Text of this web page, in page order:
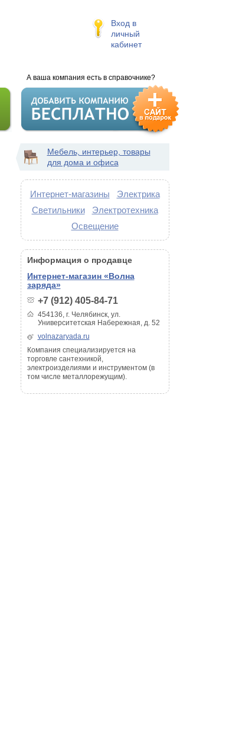
Вход в
личный
кабинет
А ваша компания есть в справочнике?
Мебель, интерьер, товары
для дома и офиса
Интернет-магазины
Электрика
Светильники
Электротехника
Освещение
Информация о продавце
Интернет-магазин «Волна
заряда»
+7 (912) 405-84-71
454136, г. Челябинск, ул.
Университетская Набережная, д. 52
volnazaryada.ru
Компания специализируется на
торговле сантехникой,
электроизделиями и инструментом (в
том числе металлорежущим).